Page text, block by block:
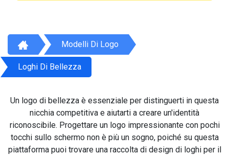
Modelli Di Logo
Loghi Di Bellezza
Un logo di bellezza è essenziale per distinguerti in questa
nicchia competitiva e aiutarti a creare un'identità
riconoscibile. Progettare un logo impressionante con pochi
tocchi sullo schermo non è più un sogno, poiché su questa
piattaforma puoi trovare una raccolta di design di loghi per il